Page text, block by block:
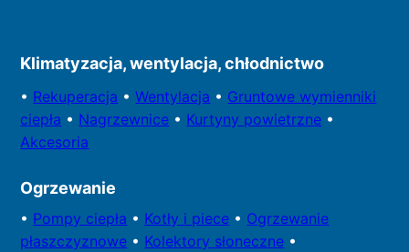
Klimatyzacja, wentylacja, chłodnictwo
• Rekuperacja •Wentylacja • Gruntowe wymienniki
ciepła • Nagrzewnice • Kurtyny powietrzne •
Akcesoria
Ogrzewanie
• Pompy ciepła • Kotły i piece • Ogrzewanie
płaszczyznowe • Kolektory słoneczne •